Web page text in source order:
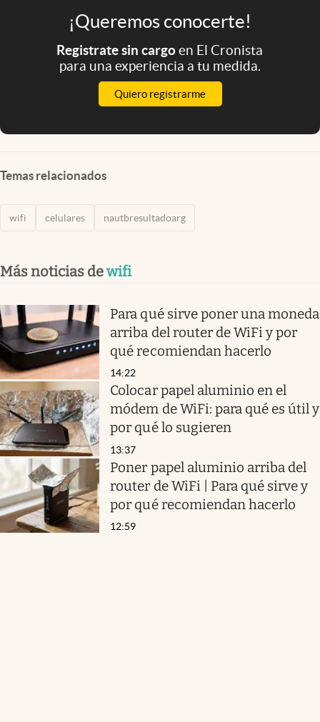
¡Queremos conocerte!
Registrate sin cargoen El Cronista
para una experiencia a tu medida.
Quiero registrarme
Temas relacionados
wifi celulares nautbresultadoarg
Más noticias dewifi
Para qué sirve poner una moneda
arriba del router de WiFi y por
qué recomiendan hacerlo
14:22
Colocar papel aluminio en el
módem de WiFi: para qué es útil y
por qué lo sugieren
13:37
Poner papel aluminio arriba del
router de WiFi | Para qué sirve y
por qué recomiendan hacerlo
12:59